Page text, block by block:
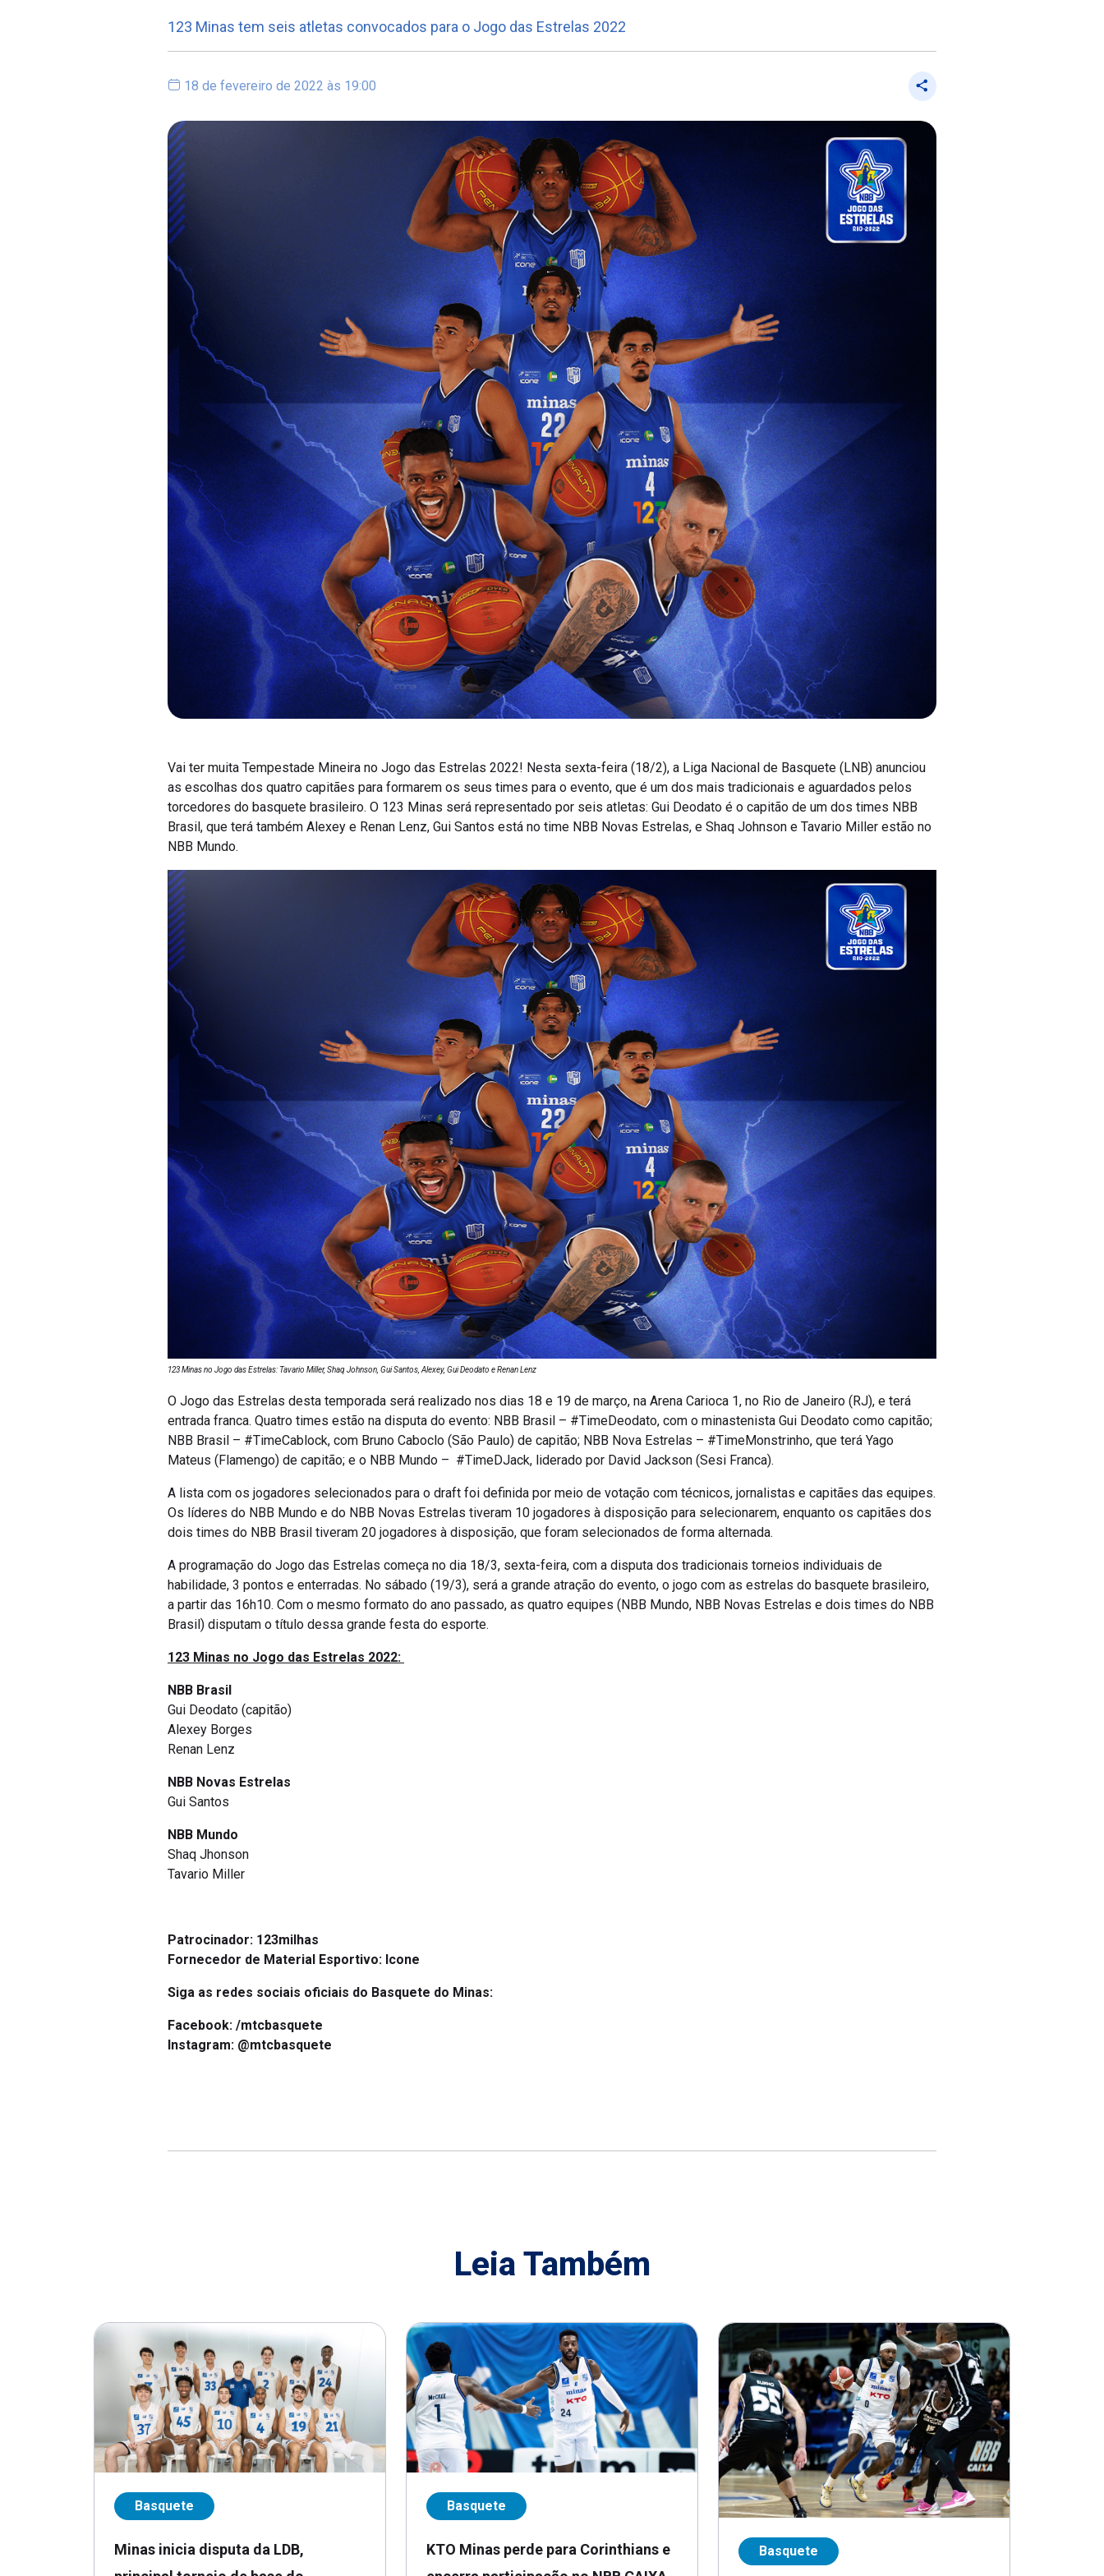
123 Minas tem seis atletas convocados para o Jogo das Estrelas 2022
18 de fevereiro de 2022 às 19:00
Vai ter muita Tempestade Mineira no Jogo das Estrelas 2022! Nesta sexta-feira (18/2), a Liga Nacional de Basquete (LNB) anunciou
as escolhas dos quatro capitães para formarem os seus times para o evento, que é um dos mais tradicionais e aguardados pelos
torcedores do basquete brasileiro. O 123 Minas será representado por seis atletas: Gui Deodato é o capitão de um dos times NBB
Brasil, que terá também Alexey e Renan Lenz, Gui Santos está no time NBB Novas Estrelas, e Shaq Johnson e Tavario Miller estão no
NBB Mundo.
123 Minas no Jogo das Estrelas: Tavario Miller, Shaq Johnson, Gui Santos, Alexey, Gui Deodato e Renan Lenz
O Jogo das Estrelas desta temporada será realizado nos dias 18 e 19 de março, na Arena Carioca 1, no Rio de Janeiro (RJ), e terá
entrada franca. Quatro times estão na disputa do evento: NBB Brasil – #TimeDeodato, com o minastenista Gui Deodato como capitão;
NBB Brasil – #TimeCablock, com Bruno Caboclo (São Paulo) de capitão; NBB Nova Estrelas – #TimeMonstrinho, que terá Yago
Mateus (Flamengo) de capitão; e o NBB Mundo – #TimeDJack, liderado por David Jackson (Sesi Franca).
A lista com os jogadores selecionados para o draft foi definida por meio de votação com técnicos, jornalistas e capitães das equipes.
Os líderes do NBB Mundo e do NBB Novas Estrelas tiveram 10 jogadores à disposição para selecionarem, enquanto os capitães dos
dois times do NBB Brasil tiveram 20 jogadores à disposição, que foram selecionados de forma alternada.
A programação do Jogo das Estrelas começa no dia 18/3, sexta-feira, com a disputa dos tradicionais torneios individuais de
habilidade, 3 pontos e enterradas. No sábado (19/3), será a grande atração do evento, o jogo com as estrelas do basquete brasileiro,
a partir das 16h10. Com o mesmo formato do ano passado, as quatro equipes (NBB Mundo, NBB Novas Estrelas e dois times do NBB
Brasil) disputam o título dessa grande festa do esporte.
123 Minas no Jogo das Estrelas 2022:
NBB Brasil
Gui Deodato (capitão)
Alexey Borges
Renan Lenz
NBB Novas Estrelas
Gui Santos
NBB Mundo
Shaq Jhonson
Tavario Miller
Patrocinador: 123milhas
Fornecedor de Material Esportivo: Icone
Siga as redes sociais oficiais do Basquete do Minas:
Facebook: /mtcbasquete
Instagram: @mtcbasquete
Leia Também
Basquete
Minas inicia disputa da LDB,
Basquete
KTO Minas perde para Corinthians e
Basquete